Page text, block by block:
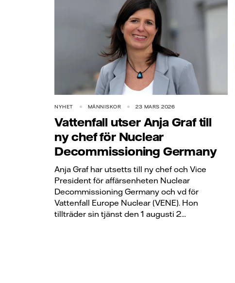
NYHET MÄNNISKOR 23 MARS 2026
Vattenfall utser Anja Graf till
ny chef för Nuclear
Decommissioning Germany
Anja Graf har utsetts till ny chef och Vice
President för affärsenheten Nuclear
Decommissioning Germany och vd för
Vattenfall Europe Nuclear (VENE). Hon
tillträder sin tjänst den 1 augusti 2...